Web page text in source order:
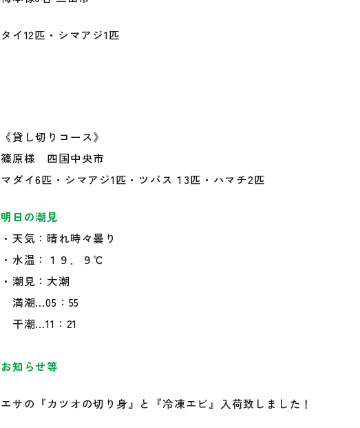
タイ12匹・シマアジ1匹
《貸し切りコース》
篠原様 四国中央市
マダイ6匹・シマアジ1匹・ツバス１3匹・ハマチ2匹
明日の潮見
・天気：晴れ時々曇り
・水温：１９．９℃
・潮見：大潮
満潮…05：55
干潮…11：21
お知らせ等
エサの『カツオの切り身』と『冷凍エビ』入荷致しました！